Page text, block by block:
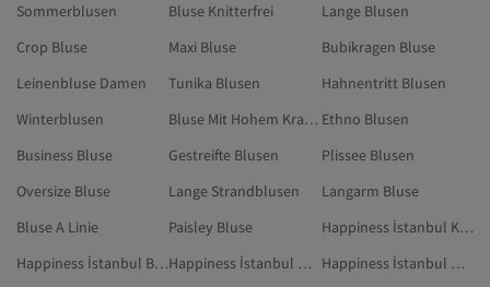
Sommerblusen Bluse Knitterfrei
Lange Blusen
Crop Bluse
Maxi Bluse
Bubikragen Bluse
Leinenbluse Damen
Tunika Blusen
Hahnentritt Blusen
Winterblusen
Bluse Mit Hohem Kragen Ethno Blusen
Business Bluse
Gestreifte Blusen
Plissee Blusen
Oversize Bluse
Lange Strandblusen
Langarm Bluse
Bluse A Linie
Paisley Bluse
Happiness İstanbul Khaki Blusen
Happiness İstanbul Blau Blusen
Happiness İstanbul Grün Blusen
Happiness İstanbul Orange Blusen